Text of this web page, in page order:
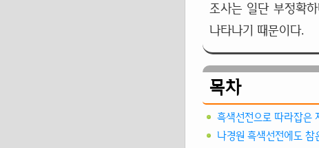
조사는 일단 부정확
나타나기 때문이다.
목차
흑색선전으로 따라잡은
나경원 흑색선전에도 참